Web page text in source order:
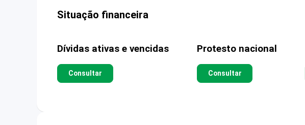
Situação financeira
Dívidas ativas e vencidas
Consultar
Protesto nacional
Consultar